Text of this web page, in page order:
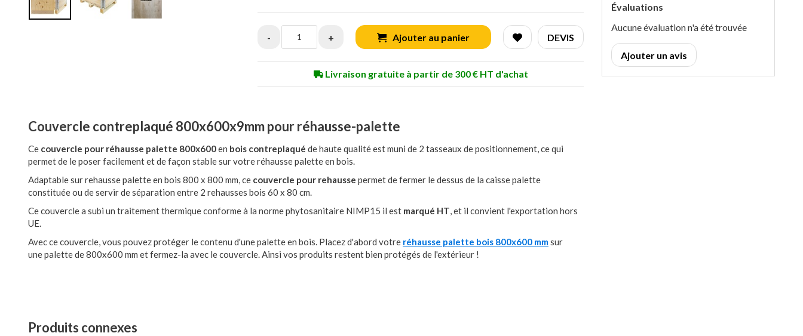
- + Ajouter au panier DEVIS
Livraison gratuite à partir de 300 € HT d'achat
Couvercle contreplaqué 800x600x9mm pour réhausse-palette
Ce couvercle pour réhausse palette 800x600en bois contreplaqué de haute qualité est muni de 2 tasseaux de positionnement, ce qui
permet de le poser facilement et de façon stable sur votre réhausse palette en bois.
Adaptable sur rehausse palette en bois 800 x 800 mm, ce couvercle pour rehausse permet de fermer le dessus de la caisse palette
constituée ou de servir de séparation entre 2 rehausses bois 60 x 80 cm.
Ce couvercle a subi un traitement thermique conforme à la norme phytosanitaire NIMP15 il est marqué HT, et il convient l'exportation hors
UE.
Avec ce couvercle, vous pouvez protéger le contenu d'une palette en bois. Placez d'abord votre réhausse palette bois 800x600 mmsur
une palette de 800x600 mm et fermez-la avec le couvercle. Ainsi vos produits restent bien protégés de l'extérieur !
Évaluations
Aucune évaluation n'a été trouvée
Ajouter un avis
Produits connexes